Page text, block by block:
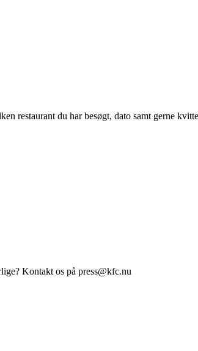
restaurant du har besøgt, dato samt gerne
Kontakt os på press@kfc.nu